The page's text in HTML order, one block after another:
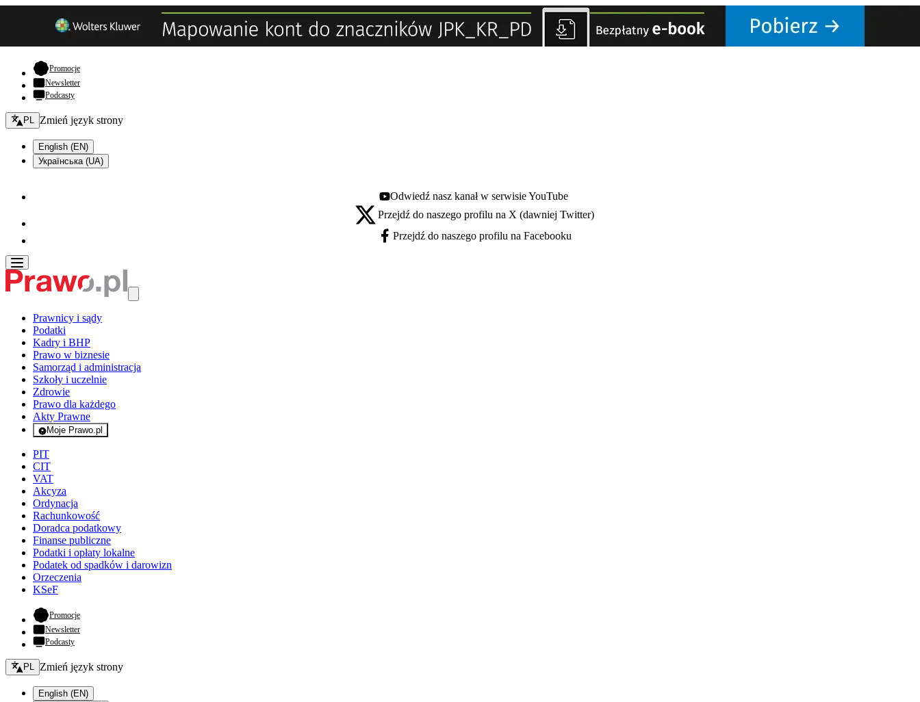
Promocje- otwiera się w nowej karcie
Newsletter
Podcasty
Zmień język - bieżący:
PL Zmień język strony
English (EN)
Українська (UA)
Youtube - otwiera się w nowej karcie
Odwiedź nasz kanał w serwisie YouTube
X - otwiera się w nowej karcie
Przejdź do naszego profilu na X (dawniej Twitter)
Facebook - otwiera się w nowej karcie
Przejdź do naszego profilu na Facebooku
Prawnicy i sądy
Podatki
Kadry i BHP
Prawo w biznesie
Samorząd i administracja
Szkoły i uczelnie
Zdrowie
Prawo dla każdego
Akty Prawne
Moje Prawo.pl
- rejestracja i logowanie do serwisu
PIT
CIT
VAT
Akcyza
Ordynacja
Rachunkowość
Doradca podatkowy
Finanse publiczne
Podatki i opłaty lokalne
Podatek od spadków i darowizn
Orzeczenia
KSeF
Promocje- otwiera się w nowej karcie
Newsletter
Podcasty
Zmień język - bieżący:
PL Zmień język strony
English (EN)